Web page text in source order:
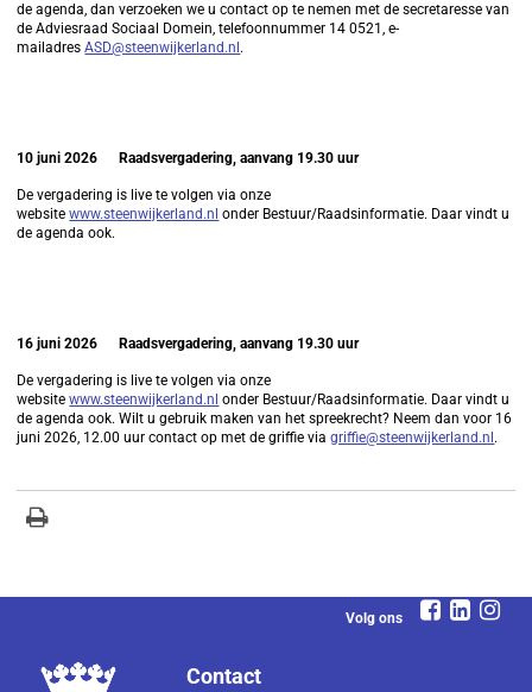
de agenda, dan verzoeken we u contact op te nemen met de secretaresse van
de Adviesraad Sociaal Domein, telefoonnummer 14 0521, e-
mailadresASD@steenwijkerland.nl .
10 juni 2026 Raadsvergadering, aanvang 19.30 uur
De vergadering is live te volgen via onze
websitewww.steenwijkerland.nl onder Bestuur/Raadsinformatie. Daar vindt u
de agenda ook.
16 juni 2026 Raadsvergadering, aanvang 19.30 uur
De vergadering is live te volgen via onze
websitewww.steenwijkerland.nl onder Bestuur/Raadsinformatie. Daar vindt u
de agenda ook. Wilt u gebruik maken van het spreekrecht? Neem dan voor 16
juni 2026, 12.00 uur contact op met de griffie viagriffie@steenwijkerland.nl .
Volg ons
Contact